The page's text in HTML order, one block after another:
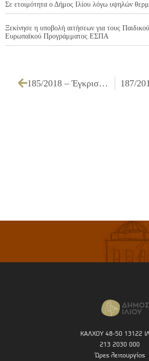
Σε ετοιμότητα ο Δήμος Ιλίου λόγω υψηλών
Ξεκίνησε η υποβολή αιτήσεων για τους
Ευρωπαϊκού Προγράμματος ΕΣΠΑ
185/2018 – Έγκριση πρακτικού δικαιολογητικών κατακύρωσης της επιτροπής διενέργειας και κατακύρωση του διαγωνισμού για την «Προμήθεια έτοιμου φαγητού για τη σίτιση απόρων κατοίκων και μικρογεύματος (δεκατιανού) για μαθητές απόρων οικογενειών του Δήμου Ιλίου, έτους 2018» (Ομάδα 1η)»
ΚΑΛΧΟΥ 48-50 13122
213 2030 000
Ώρες λειτουργίας